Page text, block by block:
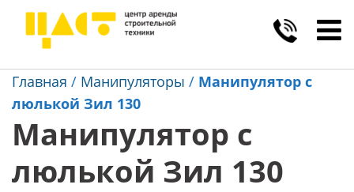
Главная / Манипуляторы / Манипулятор с
люлькой Зил 130
Манипулятор с
люлькой Зил 130